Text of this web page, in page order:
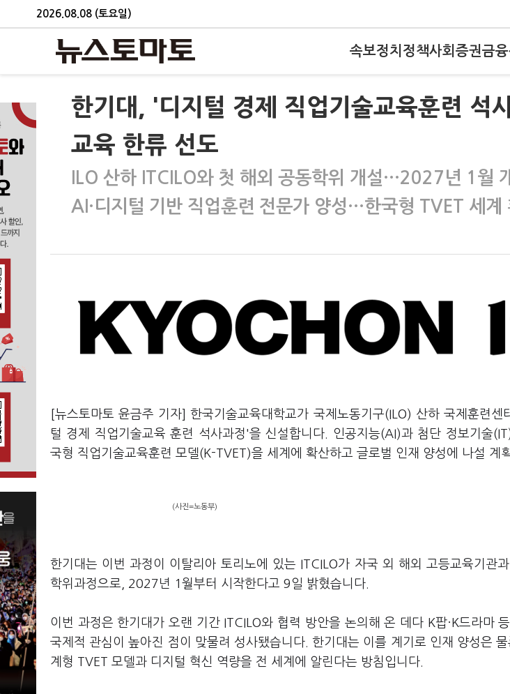
2026.08.08 (토요일)
속보정치 정책사회 증권금융
한기대, '디지털 경제 직업기술교육훈련 석
교육 한류 선도
ILO 산하 ITCILO와 첫 해외 공동학위 개설…2027년 1월
AI·디지털 기반 직업훈련 전문가 양성…한국형 TVET 세계
[뉴스토마토 윤금주 기자] 한국기술교육대학교가 국제노동기구(ILO) 산하 국제훈련센
털 경제 직업기술교육 훈련 석사과정'을 신설합니다. 인공지능(AI)과 첨단 정보기술
국형 직업기술교육훈련 모델(K-TVET)을 세계에 확산하고 글로벌 인재 양성에 나설 계
(사진=노동부)
한기대는 이번 과정이 이탈리아 토리노에 있는 ITCILO가 자국 외 해외 고등교육기관
학위과정으로, 2027년 1월부터 시작한다고 9일 밝혔습니다.
이번 과정은 한기대가 오랜 기간 ITCILO와 협력 방안을 논의해 온 데다 K팝·K드라마
국제적 관심이 높아진 점이 맞물려 성사됐습니다. 한기대는 이를 계기로 인재 양성은
계형 TVET 모델과 디지털 혁신 역량을 전 세계에 알린다는 방침입니다.